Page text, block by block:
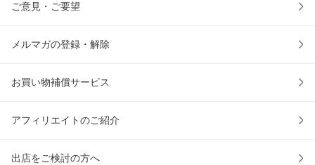
ご意見・ご要望
メルマガの登録・解除
お買い物補償サービス
アフィリエイトのご紹介
出店をご検討の方へ